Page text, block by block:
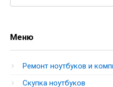
Меню
Ремонт ноутбуков и
Скупка ноутбуков